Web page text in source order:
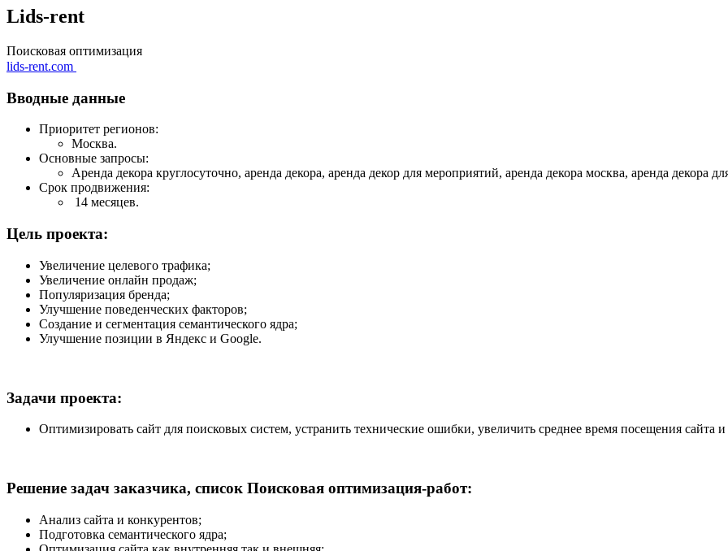
Lids-rent
Поисковая оптимизация
lids-rent.com
Вводные данные
Приоритет регионов:
Москва.
Основные запросы:
Аренда декора круглосуточно, аренда декора, аренда декор для мероприятий, аренда декора москва, аренда декора
Срок продвижения:
14 месяцев.
Цель проекта:
Увеличение целевого трафика;
Увеличение онлайн продаж;
Популяризация бренда;
Улучшение поведенческих факторов;
Создание и сегментация семантического ядра;
Улучшение позиции в Яндекс и Google.
Задачи проекта:
Оптимизировать сайт для поисковых систем, устранить технические ошибки, увеличить среднее время посещения сайта
Решение задач заказчика, список Поисковая оптимизация-работ:
Анализ сайта и конкурентов;
Подготовка семантического ядра;